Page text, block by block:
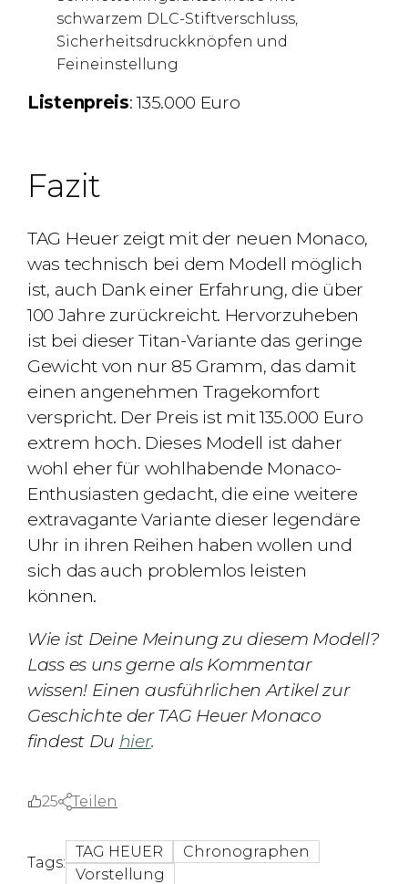
schwarzem DLC-Stiftverschluss,
Sicherheitsdruckknöpfen und
Feineinstellung
Listenpreis: 135.000 Euro
Fazit
TAG Heuer zeigt mit der neuen Monaco,
was technisch bei dem Modell möglich
ist, auch Dank einer Erfahrung, die über
100 Jahre zurückreicht. Hervorzuheben
ist bei dieser Titan-Variante das geringe
Gewicht von nur 85 Gramm, das damit
einen angenehmen Tragekomfort
verspricht. Der Preis ist mit 135.000 Euro
extrem hoch. Dieses Modell ist daher
wohl eher für wohlhabende Monaco-
Enthusiasten gedacht, die eine weitere
extravagante Variante dieser legendäre
Uhr in ihren Reihen haben wollen und
sich das auch problemlos leisten
können.
Wie ist Deine Meinung zu diesem Modell?
Lass es uns gerne als Kommentar
wissen! Einen ausführlichen Artikel zur
Geschichte der TAG Heuer Monaco
findest Du hier.
25 Teilen
Tags:
TAG HEUER
Chronographen
Vorstellung